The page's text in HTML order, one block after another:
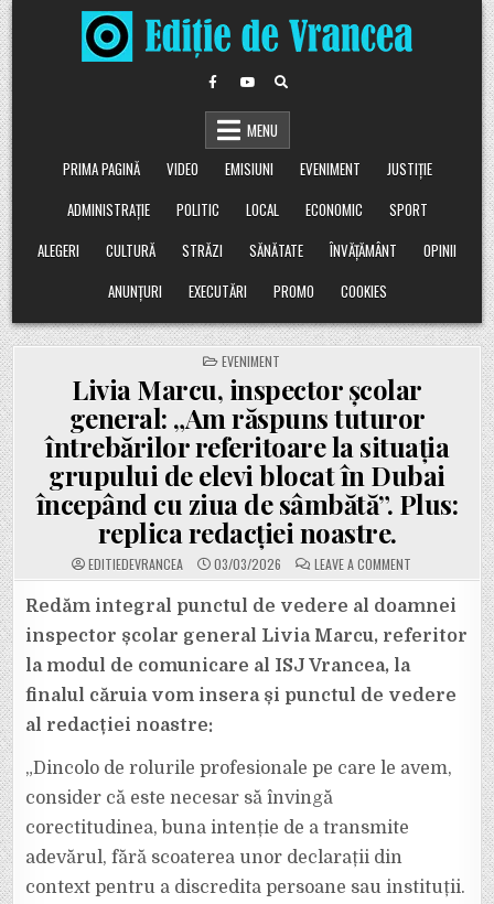
Skip
to
content
MENU
PRIMA PAGINĂ
VIDEO EMISIUNI EVENIMENT
JUSTIȚIE
ADMINISTRAȚIE
POLITIC LOCAL ECONOMIC
SPORT
ALEGERI
CULTURĂ STRĂZI SĂNĂTATE ÎNVĂȚĂMÂNT
OPINII
ANUNȚURI
EXECUTĂRI PROMO COOKIES
POSTED
IN
EVENIMENT
Livia Marcu, inspector școlar
general: „Am răspuns tuturor
întrebărilor referitoare la situația
grupului de elevi blocat în Dubai
începând cu ziua de sâmbătă”. Plus:
replica redacției noastre.
EDITIEDEVRANCEA 03/03/2026 LEAVE A COMMENT
LIVIA
INSPECTOR
ȘCOLAR
GENERAL:
„AM
TUTUROR
ÎNTREBĂRILOR
REFERITOARE
ELEVI
BLOCAT
PLUS:
REPLICA
Redăm integral punctul de vedere al doamnei
inspector școlar general Livia Marcu, referitor
la modul de comunicare al ISJ Vrancea, la
finalul căruia vom insera și punctul de vedere
al redacției noastre:
„Dincolo de rolurile profesionale pe care le avem,
consider că este necesar să învingă
corectitudinea, buna intenție de a transmite
adevărul, fără scoaterea unor declarații din
context pentru a discredita persoane sau instituții.